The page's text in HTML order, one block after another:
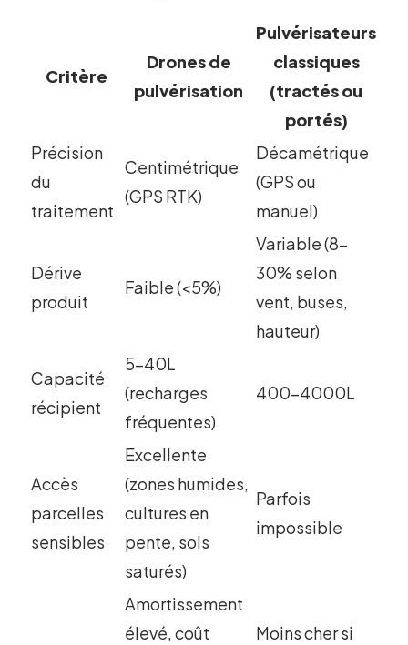
Critère
Drones de
pulvérisation
Pulvérisateurs
classiques
(tractés ou
portés)
Précision
du
traitement
Centimétrique
(GPS RTK)
Décamétrique
(GPS ou
manuel)
Dérive
produit
Faible (<5%)
Variable (8-
30% selon
vent, buses,
hauteur)
Capacité
récipient
5-40L
(recharges
fréquentes)
400-4000L
Accès
parcelles
sensibles
Excellente
(zones humides,
cultures en
pente, sols
saturés)
Parfois
impossible
Amortissement
élevé, coût
Moins cher si